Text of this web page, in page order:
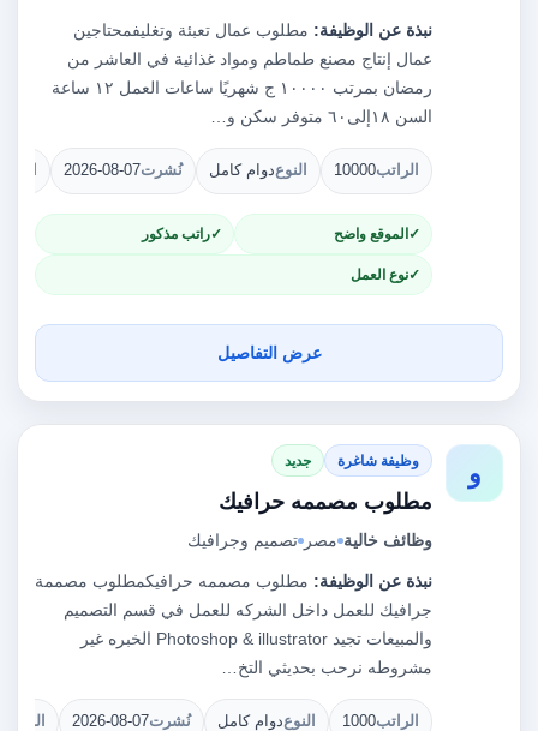
نبذة عن الوظيفة: مطلوب عمال تعبئة وتغليفمحتاجين
عمال إنتاج مصنع طماطم ومواد غذائية في العاشر من
رمضان بمرتب ١٠٠٠٠ ج شهريًا ساعات العمل ١٢ ساعة
السن ١٨إلى٦٠ متوفر سكن و…
الراتب10000 النوعدوام كامل نُشرت2026-08-07
الموقع واضح راتب مذكور
نوع العمل
عرض التفاصيل
و وظيفة شاغرة جديد
مطلوب مصممه حرافيك
وظائف خالية مصر تصميم وجرافيك
نبذة عن الوظيفة:
مطلوب مصممه حرافيك‫مطلوب مصممة
جرافيك للعمل داخل الشركه للعمل في قسم التصميم
والمبيعات تجيد Photoshop & illustrator الخبره غير
مشروطه نرحب بحديثي التخ…
الراتب1000 النوعدوام كامل نُشرت2026-08-07